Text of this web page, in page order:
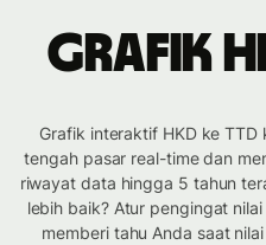
Grafik
Grafik interaktif HKD ke
tengah pasar real-time dan
riwayat data hingga 5 tahun
lebih baik? Atur pengingat
memberi tahu Anda saat